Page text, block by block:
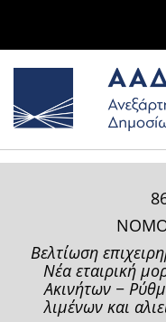
Βελτίωση
Νέα εταιρική
Ακινήτων −
λιμένων και